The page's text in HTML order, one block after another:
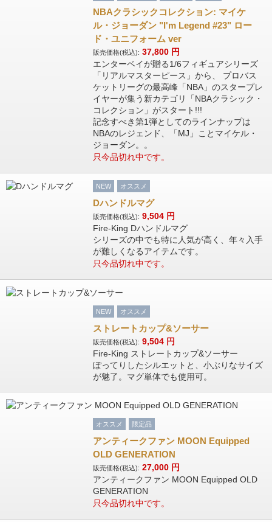
NBAクラシックコレクション: マイケ
ル・ジョーダン "I'm Legend #23" ロー
ド・ユニフォーム ver
販売価格(税込): 37,800 円
エンターベイが贈る1/6フィギュアシリーズ
「リアルマスターピース」から、 プロバス
ケットリーグの最高峰「NBA」のスタープレ
イヤーが集う新カテゴリ「NBAクラシック・
コレクション」がスタート!!!
記念すべき第1弾としてのラインナップは
NBAのレジェンド、「MJ」ことマイケル・
ジョーダン。。
只今品切れ中です。
NEW オススメ
Dハンドルマグ
販売価格(税込): 9,504 円
Fire-King Dハンドルマグ
シリーズの中でも特に人気が高く、年々入手
が難しくなるアイテムです。
只今品切れ中です。
NEW オススメ
ストレートカップ&ソーサー
販売価格(税込): 9,504 円
Fire-King ストレートカップ&ソーサー
ぽってりしたシルエットと、小ぶりなサイズ
が魅了。マグ単体でも使用可。
オススメ 限定品
アンティークファン MOON Equipped
OLD GENERATION
販売価格(税込): 27,000 円
アンティークファン MOON Equipped OLD
GENERATION
只今品切れ中です。